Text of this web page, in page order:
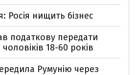
Росія нищить бізнес
податкову передати
18-60 років
Румунію через